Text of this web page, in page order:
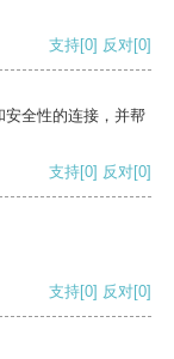
支持[0] 反对[0]
全性的连接，并帮
支持[0] 反对[0]
支持[0] 反对[0]